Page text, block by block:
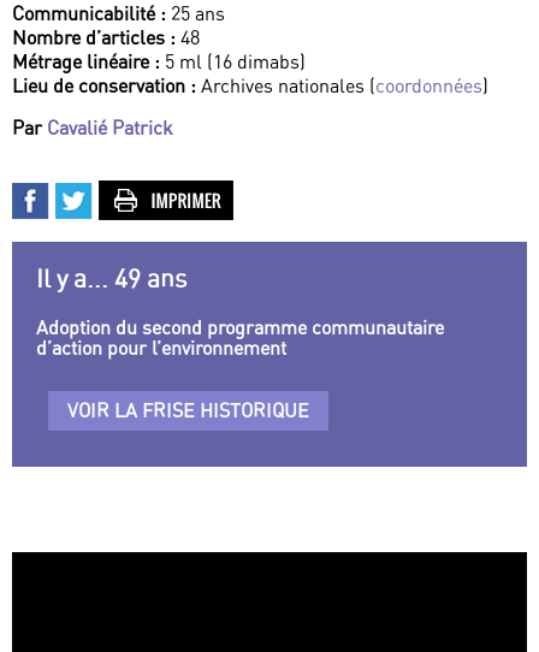
Communicabilité : 25 ans
Nombre d’articles : 48
Métrage linéaire : 5 ml (16 dimabs)
Lieu de conservation : Archives nationales (coordonnées)
Par Cavalié Patrick
Il y a... 49 ans
Adoption du second programme communautaire
d’action pour l’environnement
VOIR LA FRISE HISTORIQUE